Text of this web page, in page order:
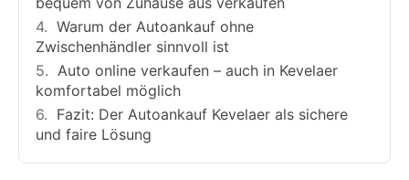
Warum der Autoankauf ohne
Zwischenhändler sinnvoll ist
Auto online verkaufen – auch in Kevelaer
komfortabel möglich
Fazit: Der Autoankauf Kevelaer als sichere
und faire Lösung